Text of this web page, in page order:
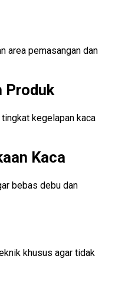
area pemasangan dan
Produk
kegelapan kaca
Kaca
bebas debu dan
khusus agar tidak